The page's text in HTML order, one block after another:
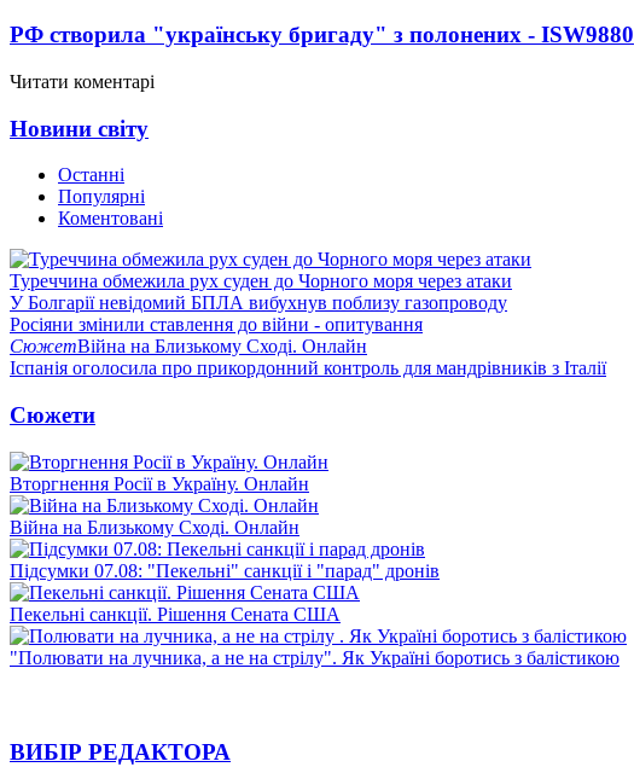
РФ створила "українську бригаду" з полонених - ISW9880
Читати коментарі
Новини світу
Останні
Популярні
Коментовані
Туреччина обмежила рух суден до Чорного моря через атаки
У Болгарії невідомий БПЛА вибухнув поблизу газопроводу
Росіяни змінили ставлення до війни - опитування
СюжетВійна на Близькому Сході. Онлайн
Іспанія оголосила про прикордонний контроль для мандрівників з Італії
Сюжети
Вторгнення Росії в Україну. Онлайн
Війна на Близькому Сході. Онлайн
Підсумки 07.08: "Пекельні" санкції і "парад" дронів
Пекельні санкції. Рішення Сената США
"Полювати на лучника, а не на стрілу". Як Україні боротись з балістикою
ВИБІР РЕДАКТОРА